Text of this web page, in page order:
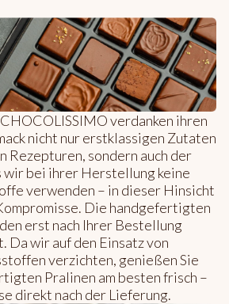
verdanken ihren
nicht nur erstklassigen Zutaten
Rezepturen, sondern auch der
wir bei ihrer Herstellung keine
verwenden – in dieser Hinsicht
Die handgefertigten
erst nach Ihrer Bestellung
Da wir auf den Einsatz von
verzichten, genießen Sie
Pralinen am besten frisch –
direkt nach der Lieferung.